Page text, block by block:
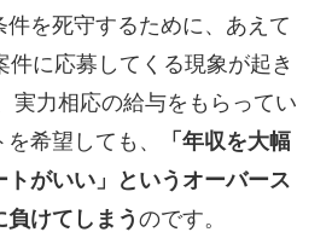
件を死守するために、あえて
件に応募してくる現象が起き
実力相応の給与をもらってい
希望しても、
「年収を大幅
トがいい」というオーバース
けてしまう のです。